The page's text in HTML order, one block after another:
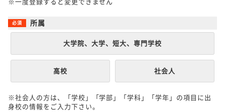
※一度登録すると変更できません
所属
大学院、大学、短大、専門学校
高校 社会人
※社会人の方は、「学校」「学部」「学科」「学年」の項目に出
身校の情報をご入力下さい。